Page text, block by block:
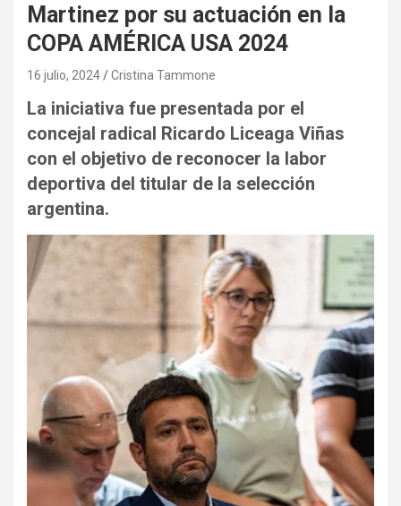
Martinez por su actuación en la
COPA AMÉRICA USA 2024
16 julio, 2024 Cristina Tammone
La iniciativa fue presentada por el
concejal radical Ricardo Liceaga Viñas
con el objetivo de reconocer la labor
deportiva del titular de la selección
argentina.